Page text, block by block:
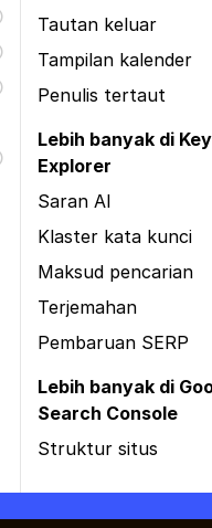
Tautan keluar
Tampilan kalender
Penulis tertaut
Lebih banyak di
Explorer
Saran AI
Klaster kata kunci
Maksud pencarian
Terjemahan
Pembaruan SERP
Lebih banyak di
Search Console
Struktur situs